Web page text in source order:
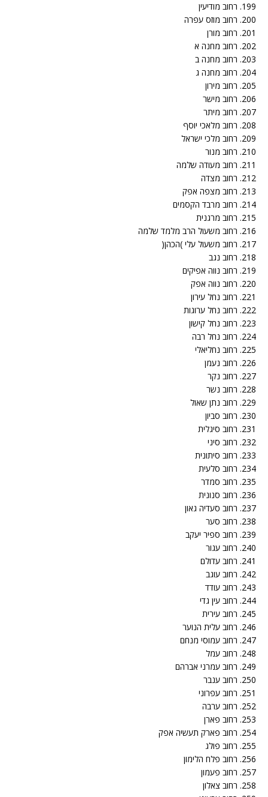
199. רחוב מודיעין
200. רחוב מוזס עפרה
201. רחוב מורן
202. רחוב מחנה א
203. רחוב מחנה ב
204. רחוב מחנה ג
205. רחוב מירון
206. רחוב מישר
207. רחוב מיתר
208. רחוב מלאכי יוסף
209. רחוב מלכי ישראל
210. רחוב מנור
211. רחוב מעודה שלמה
212. רחוב מצדה
213. רחוב מצפה אפק
214. רחוב מרבד הקסמים
215. רחוב מרגנית
216. רחוב משעול הרב מלמד שלמה
217. רחוב משעול עלי )הכהן(
218. רחוב נגב
219. רחוב נווה אפיקים
220. רחוב נווה אפק
221. רחוב נחל עירון
222. רחוב נחל ערוגות
223. רחוב נחל קישון
224. רחוב נחל רבה
225. רחוב נחליאלי
226. רחוב נעמן
227. רחוב נקר
228. רחוב נשר
229. רחוב נתן שאול
230. רחוב סביון
231. רחוב סיגלית
232. רחוב סיני
233. רחוב סיתונית
234. רחוב סלעית
235. רחוב סמדר
236. רחוב סנונית
237. רחוב סעדיה גאון
238. רחוב סער
239. רחוב ספיר יעקב
240. רחוב עגור
241. רחוב עדולם
242. רחוב עוגב
243. רחוב עודד
244. רחוב עין גדי
245. רחוב עירית
246. רחוב עלית הנוער
247. רחוב עמוסי מנחם
248. רחוב עמל
249. רחוב עמרני אברהם
250. רחוב ענבר
251. רחוב עפרוני
252. רחוב ערבה
253. רחוב פארן
254. רחוב פארק תעשיה אפק
255. רחוב פולג
256. רחוב פלח הלימון
257. רחוב פעמון
258. רחוב צאלון